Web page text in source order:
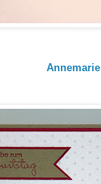
Annemarie